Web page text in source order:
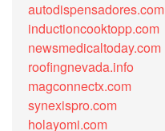
autodispensadores.com
inductioncooktopp.com
newsmedicaltoday.com
roofingnevada.info
magconnectx.com
synexispro.com
holayomi.com